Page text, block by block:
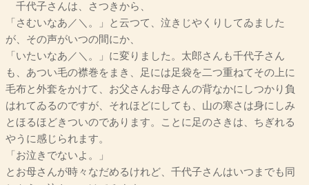
千代子さんは、さつきから、
「さむいなあ／＼。」と云つて、泣きじやくりしてゐました
が、その声がいつの間にか、
「いたいなあ／＼。」に変りました。太郎さんも千代子さん
も、あつい毛の襟巻をまき、足には足袋を二つ重ねてその上に
毛布と外套をかけて、お父さんお母さんの背なかにしつかり負
はれてゐるのですが、それほどにしても、山の寒さは身にしみ
とほるほどきついのであります。ことに足のさきは、ちぎれる
やうに感じられます。
「お泣きでないよ。」
とお母さんが時々なだめるけれど、千代子さんはいつまでも同